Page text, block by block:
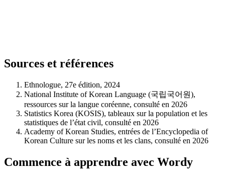
Sources et références
Ethnologue, 27e édition, 2024
National Institute of Korean Language (국립국어원),
ressources sur la langue coréenne, consulté en 2026
Statistics Korea (KOSIS), tableaux sur la population et les
statistiques de l’état civil, consulté en 2026
Academy of Korean Studies, entrées de l’Encyclopedia of
Korean Culture sur les noms et les clans, consulté en 2026
Commence à apprendre avec Wordy